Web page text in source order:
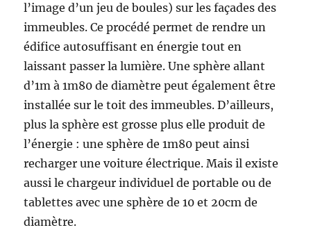
l’image d’un jeu de boules) sur les façades des
immeubles. Ce procédé permet de rendre un
édifice autosuffisant en énergie tout en
laissant passer la lumière. Une sphère allant
d’1m à 1m80 de diamètre peut également être
installée sur le toit des immeubles. D’ailleurs,
plus la sphère est grosse plus elle produit de
l’énergie : une sphère de 1m80 peut ainsi
recharger une voiture électrique. Mais il existe
aussi le chargeur individuel de portable ou de
tablettes avec une sphère de 10 et 20cm de
diamètre.